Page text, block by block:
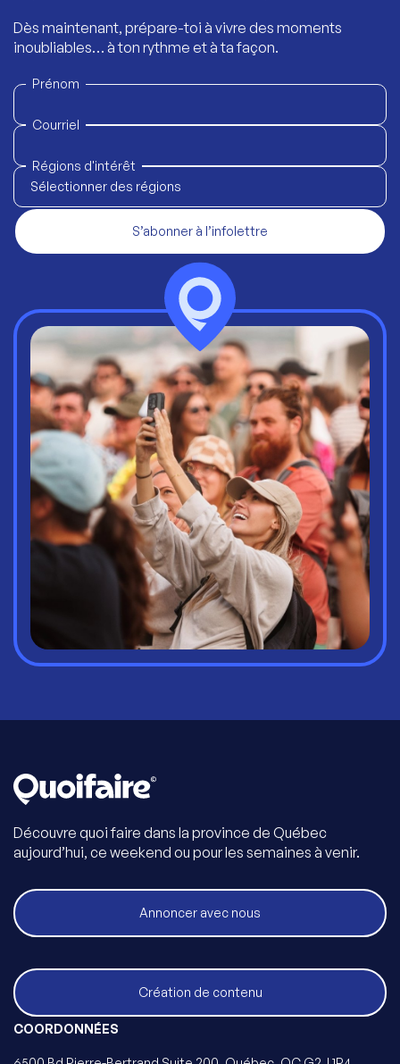
Dès maintenant, prépare-toi à vivre des moments
inoubliables… à ton rythme et à ta façon.
Prénom
Courriel
Régions d'intérêt
Sélectionner des régions
S’abonner à l’infolettre
Découvre quoi faire dans la province de Québec
aujourd’hui, ce weekend ou pour les semaines à venir.
Annoncer avec nous
Création de contenu
COORDONNÉES